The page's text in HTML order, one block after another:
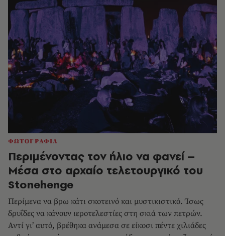
ΦΩΤΟΓΡΑΦΙΑ
Περιμένοντας τον ήλιο να φανεί –
Μέσα στο αρχαίο τελετουργικό του
Stonehenge
Περίμενα να βρω κάτι σκοτεινό και μυστικιστικό. Ίσως
δρυΐδες να κάνουν ιεροτελεστίες στη σκιά των πετρών.
Αντί γι’ αυτό, βρέθηκα ανάμεσα σε είκοσι πέντε χιλιάδες